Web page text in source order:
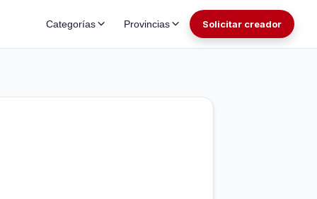
Categorías Provincias Solicitar creador